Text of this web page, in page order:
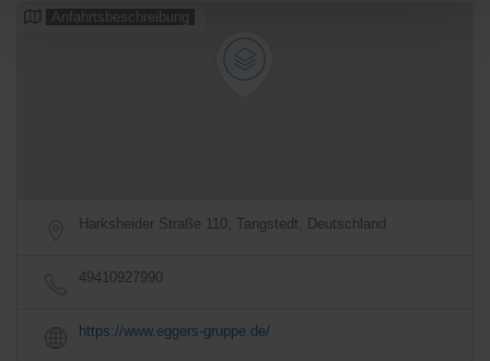
Anfahrtsbeschreibung
Harksheider Straße 110, Tangstedt, Deutschland
49410927990
https://www.eggers-gruppe.de/